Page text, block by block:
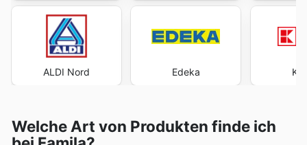
ALDI Nord Edeka
Welche Art von Produkten finde ich